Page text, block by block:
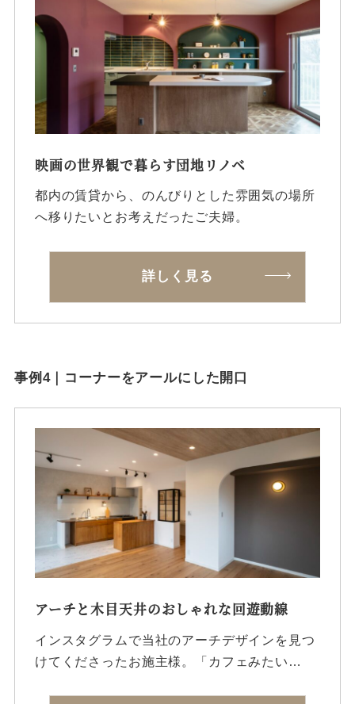
映画の世界観で暮らす団地リノベ
都内の賃貸から、のんびりとした雰囲気の場所
へ移りたいとお考えだったご夫婦。
詳しく見る
事例4｜コーナーをアールにした開口
アーチと木目天井のおしゃれな回遊動線
インスタグラムで当社のアーチデザインを見つ
けてくださったお施主様。「カフェみたい…